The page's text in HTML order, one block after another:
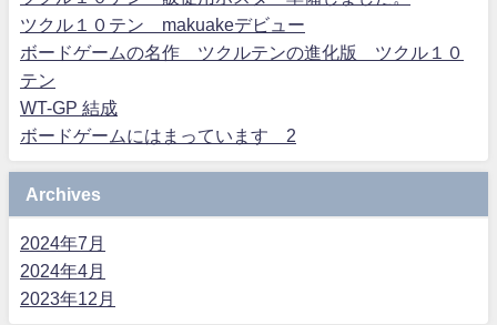
ツクル１０テン makuakeデビュー
ボードゲームの名作 ツクルテンの進化版 ツクル１０
テン
WT-GP 結成
ボードゲームにはまっています 2
Archives
2024年7月
2024年4月
2023年12月